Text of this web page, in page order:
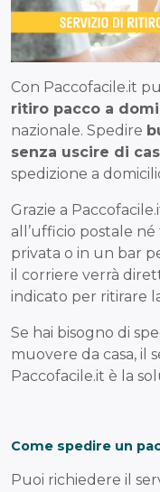
Con Paccofacile.it
ritiro pacco a
nazionale. Spedire
senza uscire di
spedizione a
Grazie a
all’ufficio postale
privata o in un bar
il corriere verrà
indicato per ritirare
Se hai bisogno di
muovere da casa, il
Paccofacile.it è la
Come spedire un
Puoi richiedere il